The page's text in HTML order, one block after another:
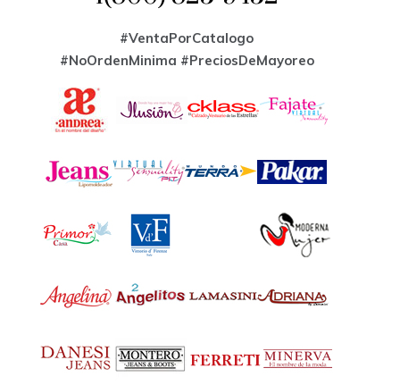
#VentaPorCatalogo
#NoOrdenMinima #PreciosDeMayoreo